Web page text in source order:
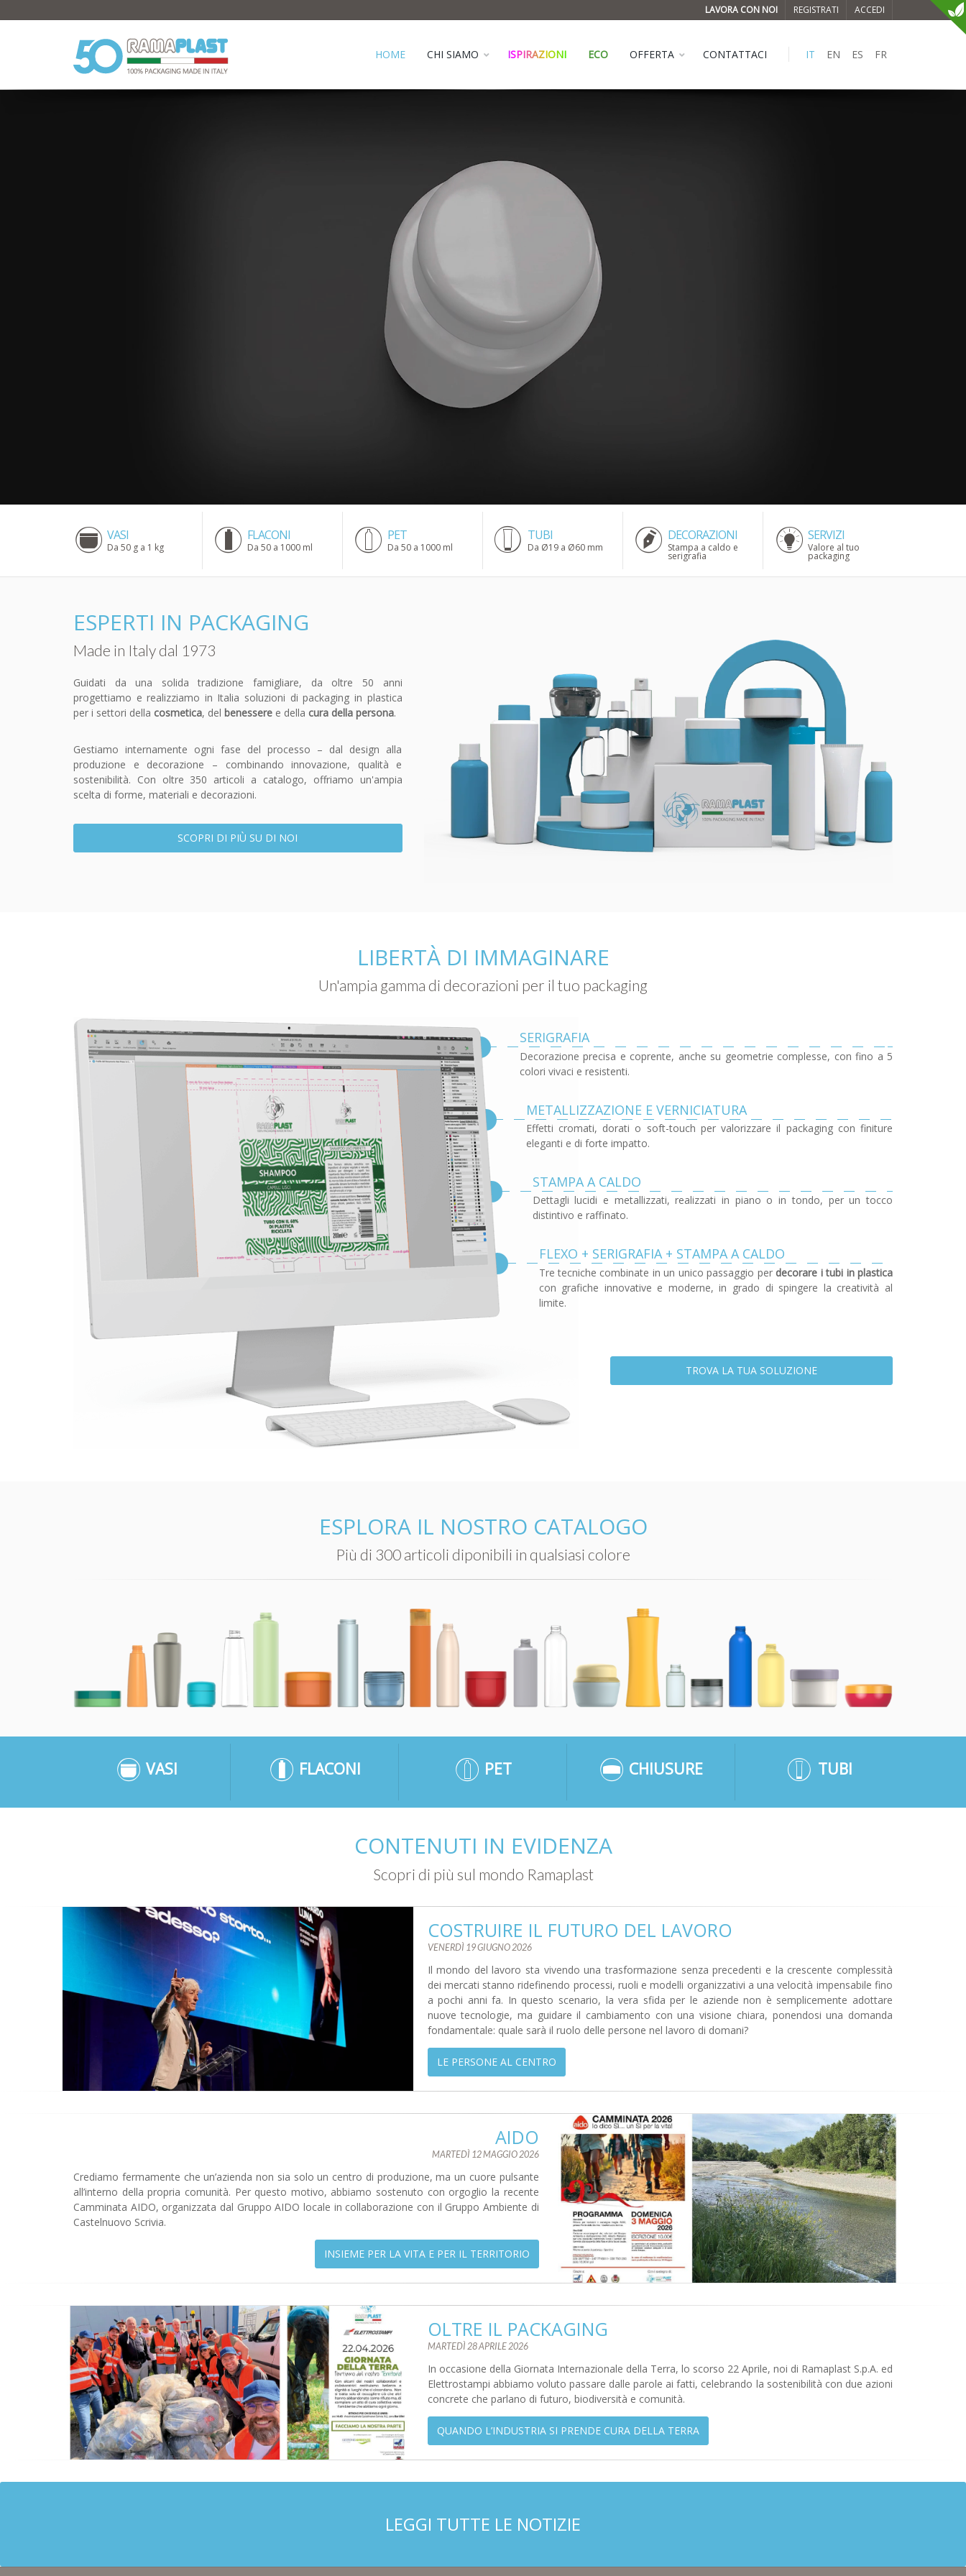
LAVORA CON NOI REGISTRATI ACCEDI
IT EN ES FR
HOME CHI SIAMO ISPIRAZIONI ECO OFFERTA CONTATTACI
VASI
Da 50 g a 1 kg
FLACONI
Da 50 a 1000 ml
PET
Da 50 a 1000 ml
TUBI
Da Ø19 a Ø60 mm
DECORAZIONI
Stampa a caldo e
serigrafia
SERVIZI
Valore al tuo
packaging
ESPERTI IN PACKAGING
Made in Italy dal 1973
Guidati da una solida tradizione famigliare, da oltre 50 anni
progettiamo e realizziamo in Italia soluzioni di packaging in plastica
per i settori della cosmetica, del benessere e della cura della persona.
Gestiamo internamente ogni fase del processo – dal design alla
produzione e decorazione – combinando innovazione, qualità e
sostenibilità. Con oltre 350 articoli a catalogo, offriamo un'ampia
scelta di forme, materiali e decorazioni.
SCOPRI DI PIÙ SU DI NOI
LIBERTÀ DI IMMAGINARE
Un'ampia gamma di decorazioni per il tuo packaging
SERIGRAFIA
Decorazione precisa e coprente, anche su geometrie complesse, con fino a 5
colori vivaci e resistenti.
METALLIZZAZIONE E VERNICIATURA
Effetti cromati, dorati o soft-touch per valorizzare il packaging con finiture
eleganti e di forte impatto.
STAMPA A CALDO
Dettagli lucidi e metallizzati, realizzati in piano o in tondo, per un tocco
distintivo e raffinato.
FLEXO + SERIGRAFIA + STAMPA A CALDO
Tre tecniche combinate in un unico passaggio per decorare i tubi in plastica
con grafiche innovative e moderne, in grado di spingere la creatività al
limite.
TROVA LA TUA SOLUZIONE
ESPLORA IL NOSTRO CATALOGO
Più di 300 articoli diponibili in qualsiasi colore
VASI FLACONI PET CHIUSURE TUBI
CONTENUTI IN EVIDENZA
Scopri di più sul mondo Ramaplast
COSTRUIRE IL FUTURO DEL LAVORO
VENERDÌ 19 GIUGNO 2026
Il mondo del lavoro sta vivendo una trasformazione senza precedenti e la crescente complessità
dei mercati stanno ridefinendo processi, ruoli e modelli organizzativi a una velocità impensabile fino
a pochi anni fa. In questo scenario, la vera sfida per le aziende non è semplicemente adottare
nuove tecnologie, ma guidare il cambiamento con una visione chiara, ponendosi una domanda
fondamentale: quale sarà il ruolo delle persone nel lavoro di domani?
LE PERSONE AL CENTRO
AIDO
MARTEDÌ 12 MAGGIO 2026
Crediamo fermamente che un’azienda non sia solo un centro di produzione, ma un cuore pulsante
all’interno della propria comunità. Per questo motivo, abbiamo sostenuto con orgoglio la recente
Camminata AIDO, organizzata dal Gruppo AIDO locale in collaborazione con il Gruppo Ambiente di
Castelnuovo Scrivia.
INSIEME PER LA VITA E PER IL TERRITORIO
OLTRE IL PACKAGING
MARTEDÌ 28 APRILE 2026
In occasione della Giornata Internazionale della Terra, lo scorso 22 Aprile, noi di Ramaplast S.p.A. ed
Elettrostampi abbiamo voluto passare dalle parole ai fatti, celebrando la sostenibilità con due azioni
concrete che parlano di futuro, biodiversità e comunità.
QUANDO L’INDUSTRIA SI PRENDE CURA DELLA TERRA
LEGGI TUTTE LE NOTIZIE